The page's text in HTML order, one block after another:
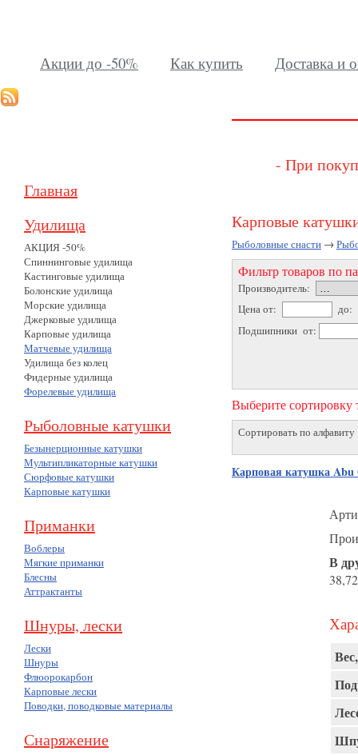
Акции до -50% Как купить Доставка и
Главная
Удилища
АКЦИЯ -50%
Спиннинговые удилища
Кастинговые удилища
Болонские удилища
Морские удилища
Джерковые удилища
Карповые удилища
Матчевые удилища
Удилища без колец
Фидерные удилища
Форелевые удилища
Рыболовные катушки
Безынерционные катушки
Мультипликаторные катушки
Сюрфовые катушки
Карповые катушки
Приманки
Воблеры
Мягкие приманки
Блесны
Аттрактанты
Шнуры, лески
Лески
Шнуры
Флюорокарбон
Карповые лески
Поводки, поводковые материалы
Снаряжение
- При
Карповые
Рыболовные снасти →
Фильтр товаров по
Производитель:
Цена от:
до:
Подшипники от:
Выберите сортировку
Сортировать по алфавиту
Карповая катушка
В